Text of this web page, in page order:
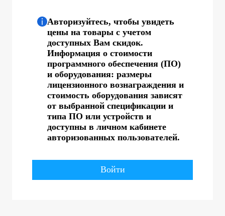
Авторизуйтесь, чтобы увидеть
цены на товары с учетом
доступных Вам скидок.
Информация о стоимости
программного обеспечения (ПО)
и оборудования: размеры
лицензионного вознаграждения и
стоимость оборудования зависят
от выбранной спецификации и
типа ПО или устройств и
доступны в личном кабинете
авторизованных пользователей.
Войти